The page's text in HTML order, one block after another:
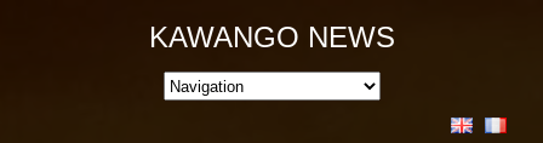
KAWANGO NEWS